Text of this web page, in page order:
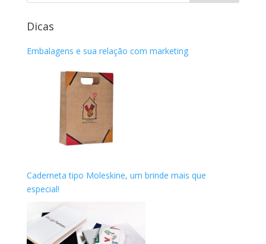
Dicas
Embalagens e sua relação com marketing
Caderneta tipo Moleskine, um brinde mais que
especial!